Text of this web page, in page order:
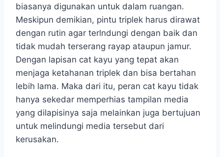
biasanya digunakan untuk dalam ruangan.
Meskipun demikian, pintu triplek harus dirawat
dengan rutin agar terlndungi dengan baik dan
tidak mudah terserang rayap ataupun jamur.
Dengan lapisan cat kayu yang tepat akan
menjaga ketahanan triplek dan bisa bertahan
lebih lama. Maka dari itu, peran cat kayu tidak
hanya sekedar memperhias tampilan media
yang dilapisinya saja melainkan juga bertujuan
untuk melindungi media tersebut dari
kerusakan.